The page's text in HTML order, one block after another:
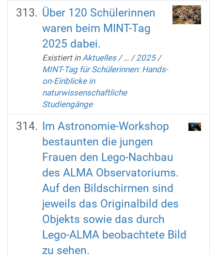
Über 120 Schülerinnen
waren beim MINT-Tag
2025 dabei.
Existiert in Aktuelles /… /2025 /
MINT-Tag für Schülerinnen: Hands-
on-Einblicke in
naturwissenschaftliche
Studiengänge
Im Astronomie-Workshop
bestaunten die jungen
Frauen den Lego-Nachbau
des ALMA Observatoriums.
Auf den Bildschirmen sind
jeweils das Originalbild des
Objekts sowie das durch
Lego-ALMA beobachtete Bild
zu sehen.